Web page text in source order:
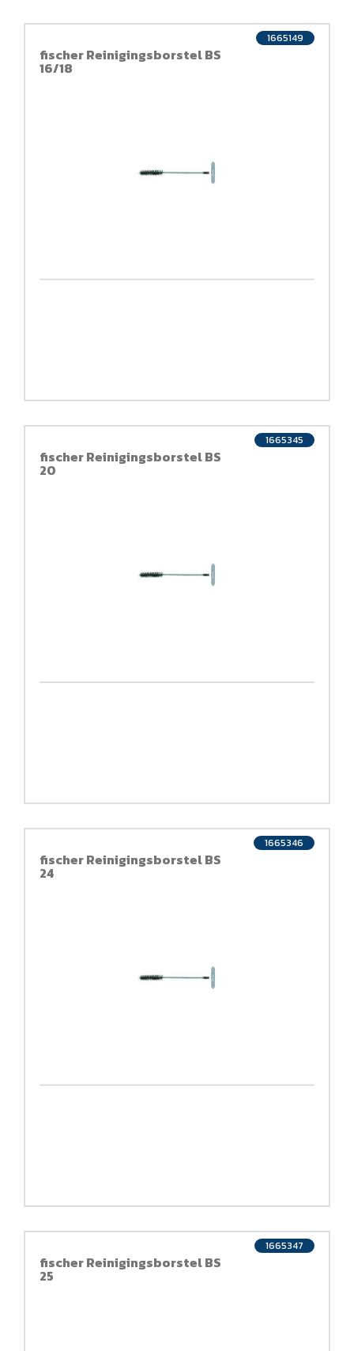
fischer Reinigingsborstel BS
16/18
1665149
fischer Reinigingsborstel BS
20
1665345
fischer Reinigingsborstel BS
24
1665346
fischer Reinigingsborstel BS
25
1665347